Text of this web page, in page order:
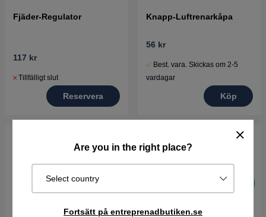
Are you in the right place?
Select country
Fortsätt på entreprenadbutiken.se
Fjäder-Regulator
117 kr
Tillfälligt slut
Reservera
Knapp-Luftrenarkåpa
56 kr
Best. vara. Skickas om 2-5
vardagar
Köp